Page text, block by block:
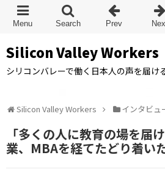
Silicon Valley Workers
シリコンバレーで働く日本人の声を届け
Silicon Valley Workers インタビュ
「多くの人に教育の場を届
業、MBAを経てたどり着い